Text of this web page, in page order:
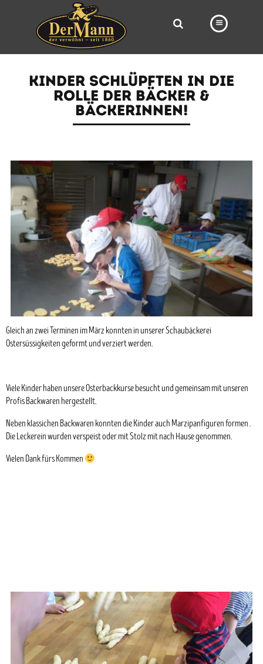
FILIALEN
BÄCKEREI
VORBESTELLUNG
NEWS
KARRIERE
VIDEOS
KINDER SCHLÜPFTEN IN DIE
ROLLE DER BÄCKER &
BÄCKERINNEN!
Gleich an zwei Terminen im März konnten in unserer Schaubäckerei
Ostersüssigkeiten geformt und verziert werden.
Viele Kinder haben unsere Osterbackkurse besucht und gemeinsam mit unseren
Profis Backwaren hergestellt.
Neben klassichen Backwaren konnten die Kinder auch Marzipanfiguren formen .
Die Leckerein wurden verspeist oder mit Stolz mit nach Hause genommen.
Vielen Dank fürs Kommen